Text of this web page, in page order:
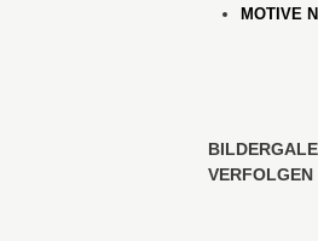
MOTIVE
VERFOLGEN